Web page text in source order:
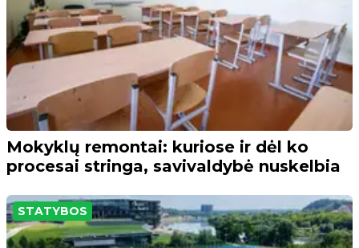
Mokyklų remontai: kuriose ir dėl ko
procesai stringa, savivaldybė nuskelbia
STATYBOS